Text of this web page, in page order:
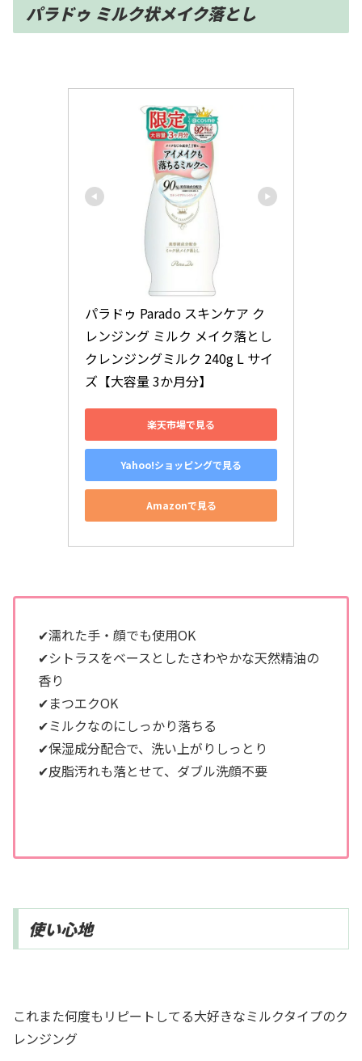
パラドゥ ミルク状メイク落とし
パラドゥ Parado スキンケア ク
レンジング ミルク メイク落とし
クレンジングミルク 240g L サイ
ズ【大容量 3か月分】
楽天市場で見る
Yahoo!ショッピングで見る
Amazonで見る
✔︎濡れた手・顔でも使用OK
✔︎シトラスをベースとしたさわやかな天然精油の
香り
✔︎まつエクOK
✔︎ミルクなのにしっかり落ちる
✔︎保湿成分配合で、洗い上がりしっとり
✔︎皮脂汚れも落とせて、ダブル洗顔不要
使い心地
これまた何度もリピートしてる大好きなミルクタイプのク
レンジング